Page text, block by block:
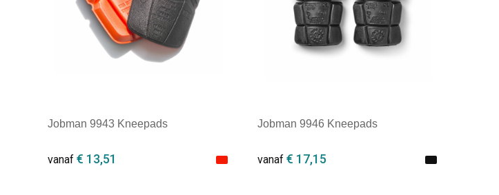
Jobman 9943 Kneepads
vanaf€ 13,51
Jobman 9946 Kneepads
vanaf € 17,15